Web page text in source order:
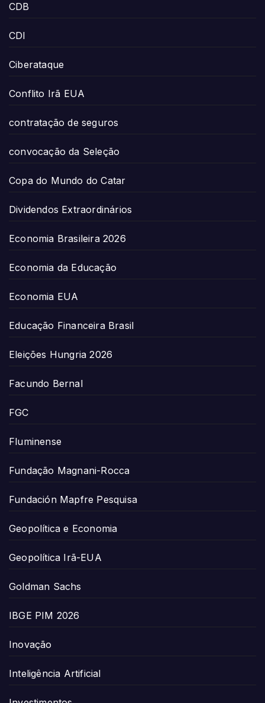
CDB
CDI
Ciberataque
Conflito Irã EUA
contratação de seguros
convocação da Seleção
Copa do Mundo do Catar
Dividendos Extraordinários
Economia Brasileira 2026
Economia da Educação
Economia EUA
Educação Financeira Brasil
Eleições Hungria 2026
Facundo Bernal
FGC
Fluminense
Fundação Magnani-Rocca
Fundación Mapfre Pesquisa
Geopolítica e Economia
Geopolítica Irã-EUA
Goldman Sachs
IBGE PIM 2026
Inovação
Inteligência Artificial